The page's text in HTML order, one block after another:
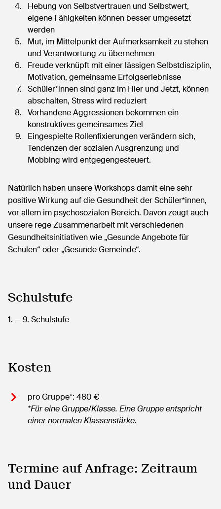
Hebung von Selbstvertrauen und Selbstwert,
eigene Fähigkeiten können besser umgesetzt
werden
Mut, im Mittelpunkt der Aufmerksamkeit zu stehen
und Verantwortung zu übernehmen
Freude verknüpft mit einer lässigen Selbstdisziplin,
Motivation, gemeinsame Erfolgserlebnisse
Schüler*innen sind ganz im Hier und Jetzt, können
abschalten, Stress wird reduziert
Vorhandene Aggressionen bekommen ein
konstruktives gemeinsames Ziel
Eingespielte Rollenfixierungen verändern sich,
Tendenzen der sozialen Ausgrenzung und
Mobbing wird entgegengesteuert.
Natürlich haben unsere Workshops damit eine sehr
positive Wirkung auf die Gesundheit der Schüler*innen,
vor allem im psychosozialen Bereich. Davon zeugt auch
unsere rege Zusammenarbeit mit verschiedenen
Gesundheitsinitiativen wie „Gesunde Angebote für
Schulen“ oder „Gesunde Gemeinde“.
Schulstufe
1. — 9. Schulstufe
Kosten
pro Gruppe*: 480 €
*Für eine Gruppe/Klasse. Eine Gruppe entspricht
einer normalen Klassenstärke.
Termine auf Anfrage: Zeitraum
und Dauer